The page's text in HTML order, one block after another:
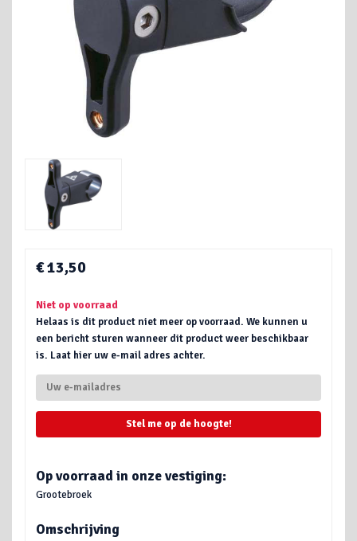
€ 13,50
Niet op voorraad
Helaas is dit product niet meer op voorraad. We kunnen u
een bericht sturen wanneer dit product weer beschikbaar
is. Laat hier uw e-mail adres achter.
Stel me op de hoogte!
Op voorraad in onze vestiging:
Grootebroek
Omschrijving